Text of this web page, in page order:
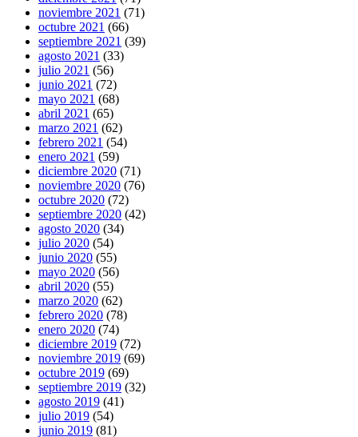
noviembre 2021 (71)
octubre 2021 (66)
septiembre 2021 (39)
agosto 2021 (33)
julio 2021 (56)
junio 2021 (72)
mayo 2021 (68)
abril 2021 (65)
marzo 2021 (62)
febrero 2021 (54)
enero 2021 (59)
diciembre 2020 (71)
noviembre 2020 (76)
octubre 2020 (72)
septiembre 2020 (42)
agosto 2020 (34)
julio 2020 (54)
junio 2020 (55)
mayo 2020 (56)
abril 2020 (55)
marzo 2020 (62)
febrero 2020 (78)
enero 2020 (74)
diciembre 2019 (72)
noviembre 2019 (69)
octubre 2019 (69)
septiembre 2019 (32)
agosto 2019 (41)
julio 2019 (54)
junio 2019 (81)